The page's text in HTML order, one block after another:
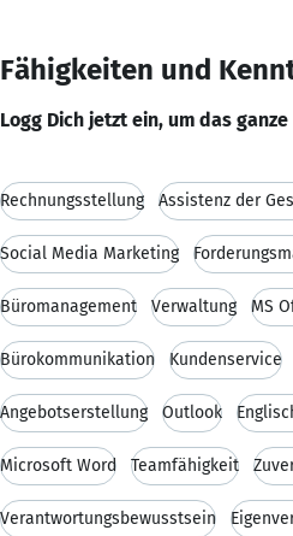
Fähigkeiten und
Logg Dich jetzt ein, um das
Rechnungsstellung Assistenz der
Social Media Marketing
Büromanagement Verwaltung MS
Bürokommunikation Kundenservice
Angebotserstellung Outlook
Microsoft Word Teamfähigkeit
Verantwortungsbewusstsein